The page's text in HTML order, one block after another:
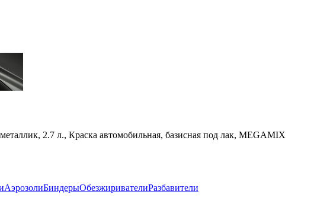
2.7 л., Краска автомобильная, базисная под лак, MEGAMIX
АэрозолиБиндерыОбезжиривателиРазбавители